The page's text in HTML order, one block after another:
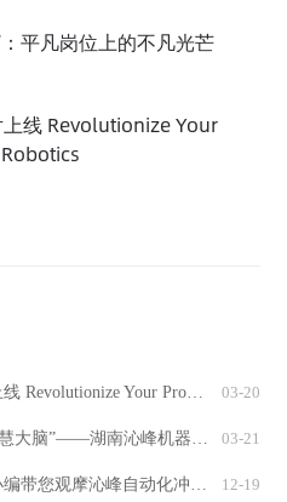
平凡岗位上的不凡光芒
线 Revolutionize Your
沁峰机器人国际业务宣传片上线 Revolutionize Your Production with QinFeng Robotics 03-20
媒体报道|为传统冲压植入“智慧大脑”——湖南沁峰机器人有限公司以科技创新重塑产业格局 03-21
生产线效率瞬间翻倍提升，小编带您观摩沁峰自动化冲压解决方案实例 12-19